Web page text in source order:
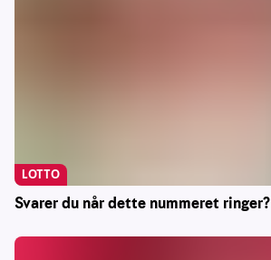
Svarer du når dette nummeret ringer?
LOTTO